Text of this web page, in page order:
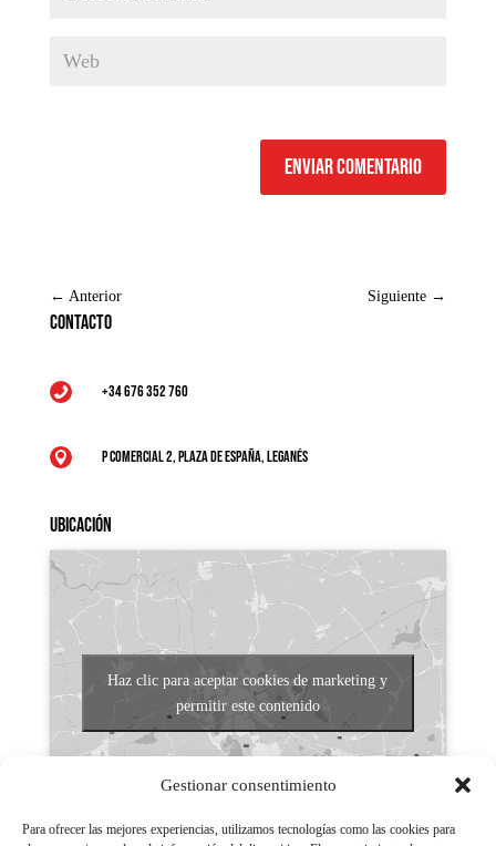
Gestionar consentimiento
Para ofrecer las mejores experiencias, utilizamos tecnologías como las cookies para
Enviar comentario
← Anterior Siguiente →
Contacto
 +34 676 352 760
 P Comercial 2, Plaza de España, Leganés
Ubicación
Haz clic para aceptar cookies de marketing y
permitir este contenido